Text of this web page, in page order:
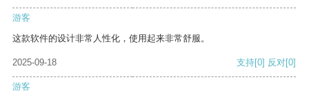
游客
这款软件的设计非常人性化，使用起来非常舒服。
2025-09-18 支持[0] 反对[0]
游客